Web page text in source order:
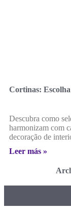
Cortinas:
Descubra como
harmonizam com
decoração de
Leer más »